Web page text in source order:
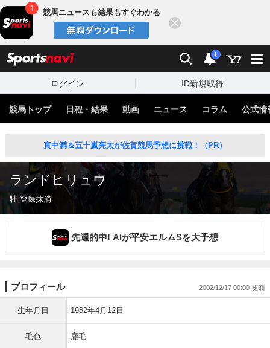
競馬ニュースも結果もすぐわかる
検索 通知
i
ログイン ID新規取得
競馬トップ 日程・結果 動画 ニュース コラム 公式情
真中満＆五十嵐亮太が佐賀競馬予想に挑戦！（PR）
ランドヒリュウ
牡 登録抹消
先週的中! AIが平安エルムSを大予想
プロフィール 2002/12/17 00:00
生年月日 1982年4月12日
毛色 鹿毛